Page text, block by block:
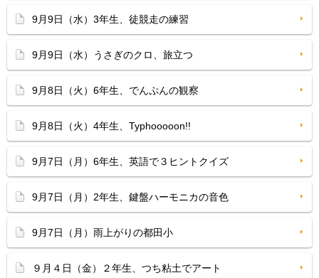
9月9日（水）3年生、徒競走の練習
9月9日（水）うさぎのクロ、旅立つ
9月8日（火）6年生、でんぷんの観察
9月8日（火）4年生、Typhooooon!!
9月7日（月）6年生、英語で３ヒントクイズ
9月7日（月）2年生、鍵盤ハーモニカの音色
9月7日（月）雨上がりの都田小
９月４日（金）２年生、つち粘土でアート